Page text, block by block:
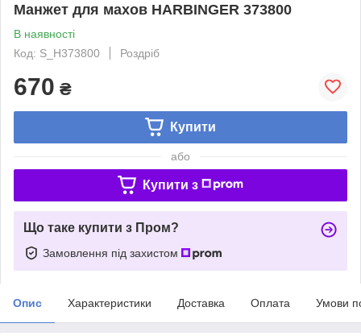
Манжет для махов HARBINGER 373800
В наявності
Код: S_H373800
Роздріб
670 ₴
Купити
або
Купити з
Що таке купити з Пром?
Замовлення під захистом
Опис Характеристики Доставка Оплата Умови